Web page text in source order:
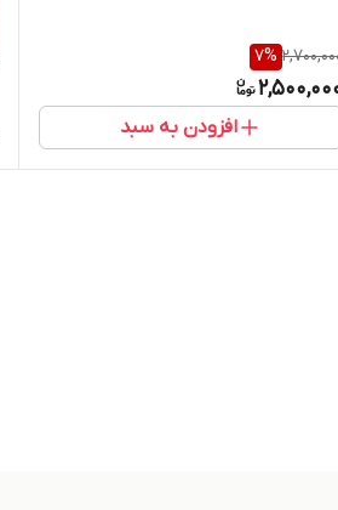
7%
افزودن به سبد